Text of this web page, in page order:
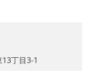
丁目3-1